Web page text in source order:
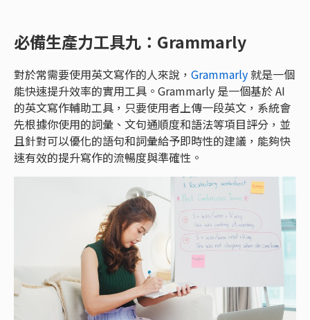
必備生產力工具九：Grammarly
對於常需要使用英文寫作的人來說， Grammarly就是一個
能快速提升效率的實用工具。Grammarly 是一個基於 AI
的英文寫作輔助工具，只要使用者上傳一段英文，系統會
先根據你使用的詞彙、文句通順度和語法等項目評分，並
且針對可以優化的語句和詞彙給予即時性的建議，能夠快
速有效的提升寫作的流暢度與準確性。